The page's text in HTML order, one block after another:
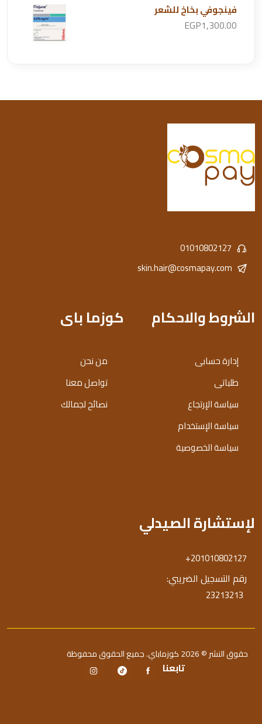
فينجوفي بخاخ للشعر
EGP1,300.00
01010802127
skin.hair@cosmapay.com
الشروط والاحكام
إدارة حسابى
طلباتى
سياسة الإرتجاع
سياسة الإستخدام
سياسة الخصوصية
كوزما باى
من نحن
تواصل معنا
نصائح لجمالك
لإستشارة الصيدلي
+201010802127
رقم التسجيل الضريبي:
23213213
حقوق النشر © 2026 كوزماباي. جميع الحقوق محفوظة
تابعنا